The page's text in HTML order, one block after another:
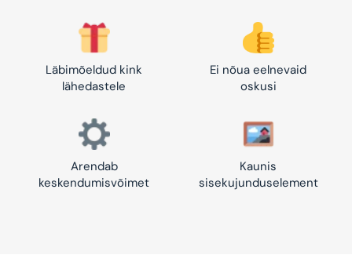
Läbimõeldud kink
lähedastele
Ei nõua eelnevaid
oskusi
Arendab
keskendumisvõimet
Kaunis
sisekujunduselement